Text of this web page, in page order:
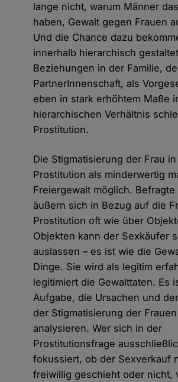
lange nicht, warum Männer
haben, Gewalt gegen Frauen
Und die Chance dazu
innerhalb hierarchisch
Beziehungen in der Familie,
PartnerInnenschaft, als
eben in stark erhöhtem Maße
hierarchischen Verhältnis
Prostitution.
Die Stigmatisierung der Frau
Prostitution als minderwertig
Freiergewalt möglich. Befragte
äußern sich in Bezug auf die
Prostitution oft wie über
Objekten kann der Sexkäufer
auslassen – es ist wie die
Dinge. Sie wird als legitim
legitimiert die Gewalttaten. Es
Aufgabe, die Ursachen und
der Stigmatisierung der
analysieren. Wer sich in der
Prostitutionsfrage
fokussiert, ob der Sexverkauf
freiwillig geschieht oder nicht,